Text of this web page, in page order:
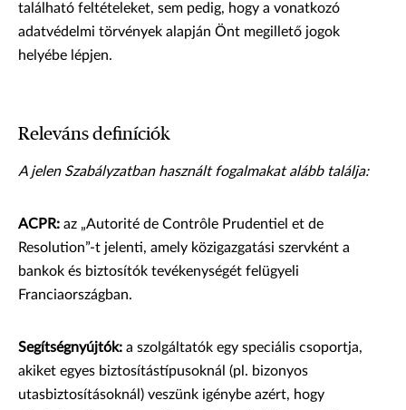
található feltételeket, sem pedig, hogy a vonatkozó
adatvédelmi törvények alapján Önt megillető jogok
helyébe lépjen.
Releváns definíciók
A jelen Szabályzatban használt fogalmakat alább találja:
ACPR: az „Autorité de Contrôle Prudentiel et de
Resolution”-t jelenti, amely közigazgatási szervként a
bankok és biztosítók tevékenységét felügyeli
Franciaországban.
Segítségnyújtók: a szolgáltatók egy speciális csoportja,
akiket egyes biztosítástípusoknál (pl. bizonyos
utasbiztosításoknál) veszünk igénybe azért, hogy